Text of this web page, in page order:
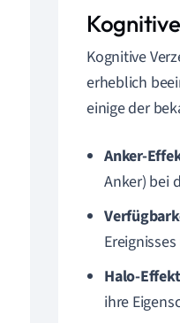
Kognitive
erheblich
einige der
Anker-
Anker) bei
Halo-
ihre